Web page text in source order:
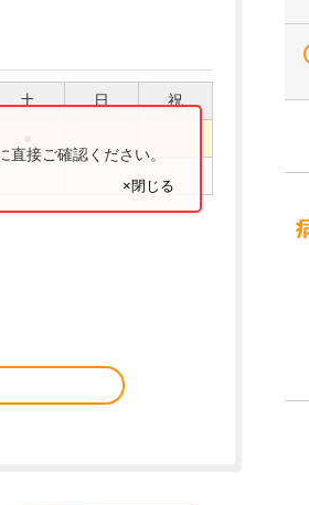
土 日 祝
接ご確認ください。
×閉じる